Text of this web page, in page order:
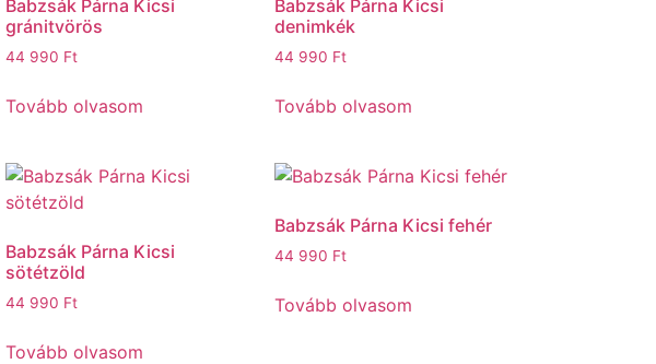
Babzsák Párna Kicsi
gránitvörös
44 990 Ft
Tovább olvasom
Babzsák Párna Kicsi
denimkék
44 990 Ft
Tovább olvasom
Babzsák Párna Kicsi
sötétzöld
44 990 Ft
Tovább olvasom
Babzsák Párna Kicsi fehér
44 990 Ft
Tovább olvasom